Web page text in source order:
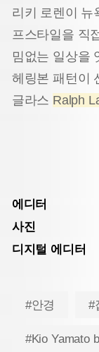
리키 로렌이 뉴
프스타일을 직
밈없는 일상을
헤링본 패턴이
글라스 Ralph
에디터
사진
디지털 에디터
#안경 #
#Kio Yamato